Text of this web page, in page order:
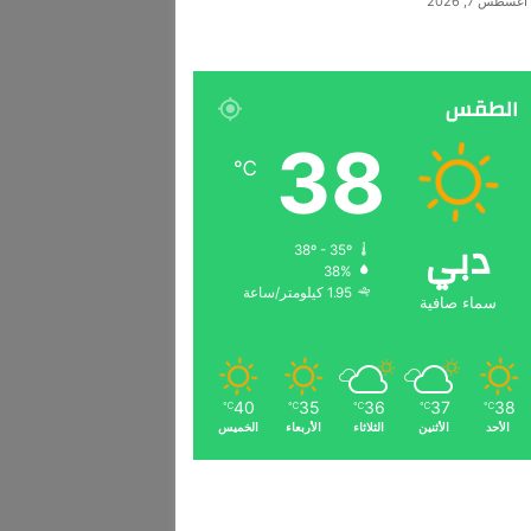
الطقس
دبي
سماء صافية
38
℃
38º - 35º
38%
1.95 كيلومتر/ساعة
38
℃
الأحد
37
℃
الأثنين
36
℃
الثلاثاء
35
℃
الأربعاء
40
℃
الخميس